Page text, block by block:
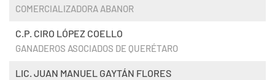
COMERCIALIZADORA ABANOR
C.P. CIRO LÓPEZ COELLO
GANADEROS ASOCIADOS DE QUERÉTARO
LIC. JUAN MANUEL GAYTÁN FLORES